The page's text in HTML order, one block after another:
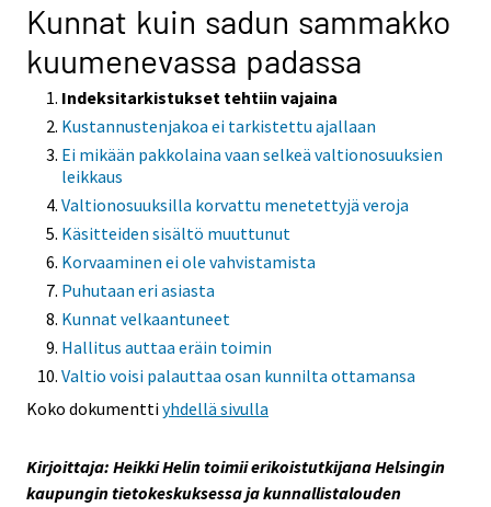
Kunnat kuin sadun sammakko
kuumenevassa padassa
Indeksitarkistukset tehtiin vajaina
Kustannustenjakoa ei tarkistettu ajallaan
Ei mikään pakkolaina vaan selkeä valtionosuuksien
leikkaus
Valtionosuuksilla korvattu menetettyjä veroja
Käsitteiden sisältö muuttunut
Korvaaminen ei ole vahvistamista
Puhutaan eri asiasta
Kunnat velkaantuneet
Hallitus auttaa eräin toimin
Valtio voisi palauttaa osan kunnilta ottamansa
Koko dokumenttiyhdellä sivulla
Kirjoittaja: Heikki Helin toimii erikoistutkijana Helsingin
kaupungin tietokeskuksessa ja kunnallistalouden